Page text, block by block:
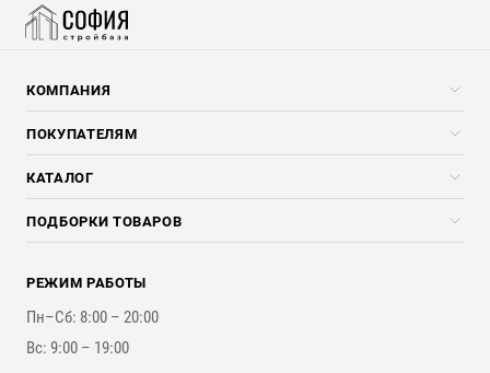
КОМПАНИЯ
Компания
Услуги
ПОКУПАТЕЛЯМ
Скидки стройкомпаниям
Доставка и разгрузка
Оплата и Возврат
Наши работы
КАТАЛОГ
Погонажные изделия
Брикеты, Дрова, Стружка
Стройматериалы
Инструменты
ПОДБОРКИ ТОВАРОВ
Для бутерброда стены
Для наружной отделки
Для покрытия крыши
РЕЖИМ РАБОТЫ
Пн–Сб: 8:00 – 20:00
Вс: 9:00 – 19:00